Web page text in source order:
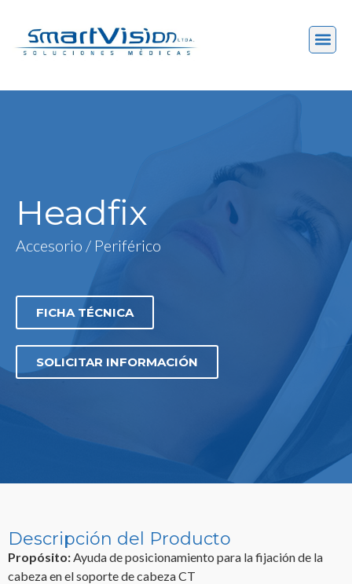
Headfix
Accesorio / Periférico
FICHA TÉCNICA
SOLICITAR INFORMACIÓN
Descripción del Producto
Propósito:Ayuda de posicionamiento para la fijación de la
cabeza en el soporte de cabeza CT